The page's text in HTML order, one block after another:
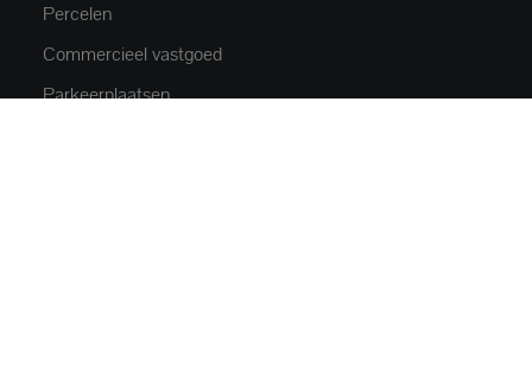
Percelen
Commercieel vastgoed
Parkeerplaatsen